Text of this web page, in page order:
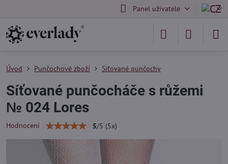
Panel uživatele
Úvod Punčochové zboží Síťované punčochy
Síťované punčocháče s růžemi
№ 024 Lores
Hodnocení 5/5 (5x)